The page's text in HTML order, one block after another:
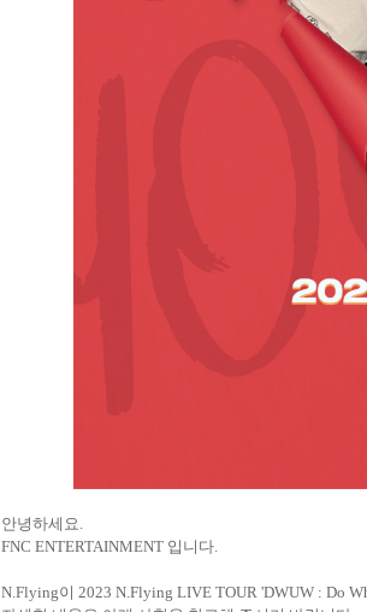
안녕하세요.
FNC ENTERTAINMENT 입니다.
N.Flying이 2023 N.Flying LIVE TOUR 'DWUW : Do